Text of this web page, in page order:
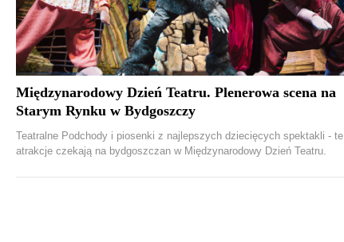
Międzynarodowy Dzień Teatru. Plenerowa scena na
Starym Rynku w Bydgoszczy
Teatralne Podchody i piosenki z najlepszych dziecięcych spektakli - te
atrakcje czekają na bydgoszczan w Międzynarodowy Dzień Teatru.